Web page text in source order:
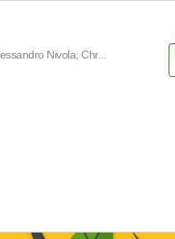
Nivola, Chr...